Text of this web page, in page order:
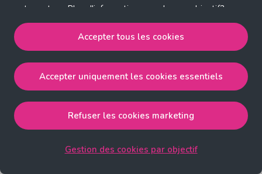
entre autres. Plus d'informations sur chaque objectif?
Cliquez sur 'Gestion des cookies par objectif'.
Notre politique de cookies
Accepter tous les cookies
strictement nécessaires, performance, fonctionnalité et
publicité ciblée.
Accepter uniquement les cookies essentielsaccepte
les cookies strictement nécessaires.
Accepter tous les cookies
Accepter uniquement les cookies essentiels
Refuser les cookies marketing
Gestion des cookies par objectif